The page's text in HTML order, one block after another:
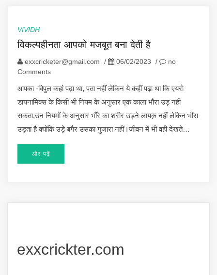
VIVIDH
विकल्पहीनता आपको मजबूत बना देती है
exxcricketer@gmail.com / 06/02/2023 /
no
Comments
आपका -विपुल कहां पढ़ा था, पता नहीं लेकिन ये कहीं पढ़ा था कि एयरो
डायनामिक्स के किसी भी नियम के अनुसार एक काला भौंरा उड़ नहीं
सकता,उन नियमों के अनुसार भौंरे का शरीर उड़ने लायक़ नहीं लेकिन भौंरा
उड़ता है क्योंकि उड़े बगैर उसका गुजारा नहीं।जीवन में भी वही देखते…
और पढ़ें
exxcrickter.com